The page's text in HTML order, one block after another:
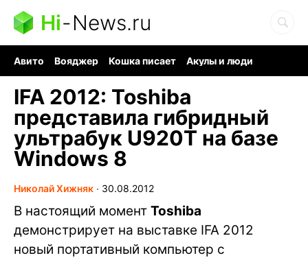
Hi-News.ru
Авито Вояджер Кошка писает
Акулы и люди
IFA 2012: Toshiba
представила гибридный
ультрабук U920T на базе
Windows 8
Николай Хижняк ∙ 30.08.2012
В настоящий момент Toshiba
демонстрирует на выставке IFA 2012
новый портативный компьютер с